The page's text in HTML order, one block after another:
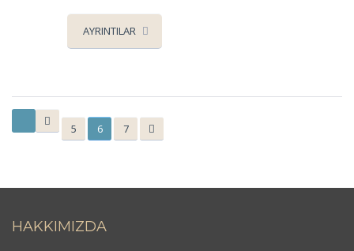
AYRINTILAR
5 6 7
HAKKIMIZDA